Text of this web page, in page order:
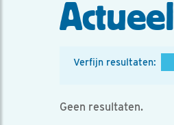
Actueel
Verfijn resultaten:
Geen resultaten.